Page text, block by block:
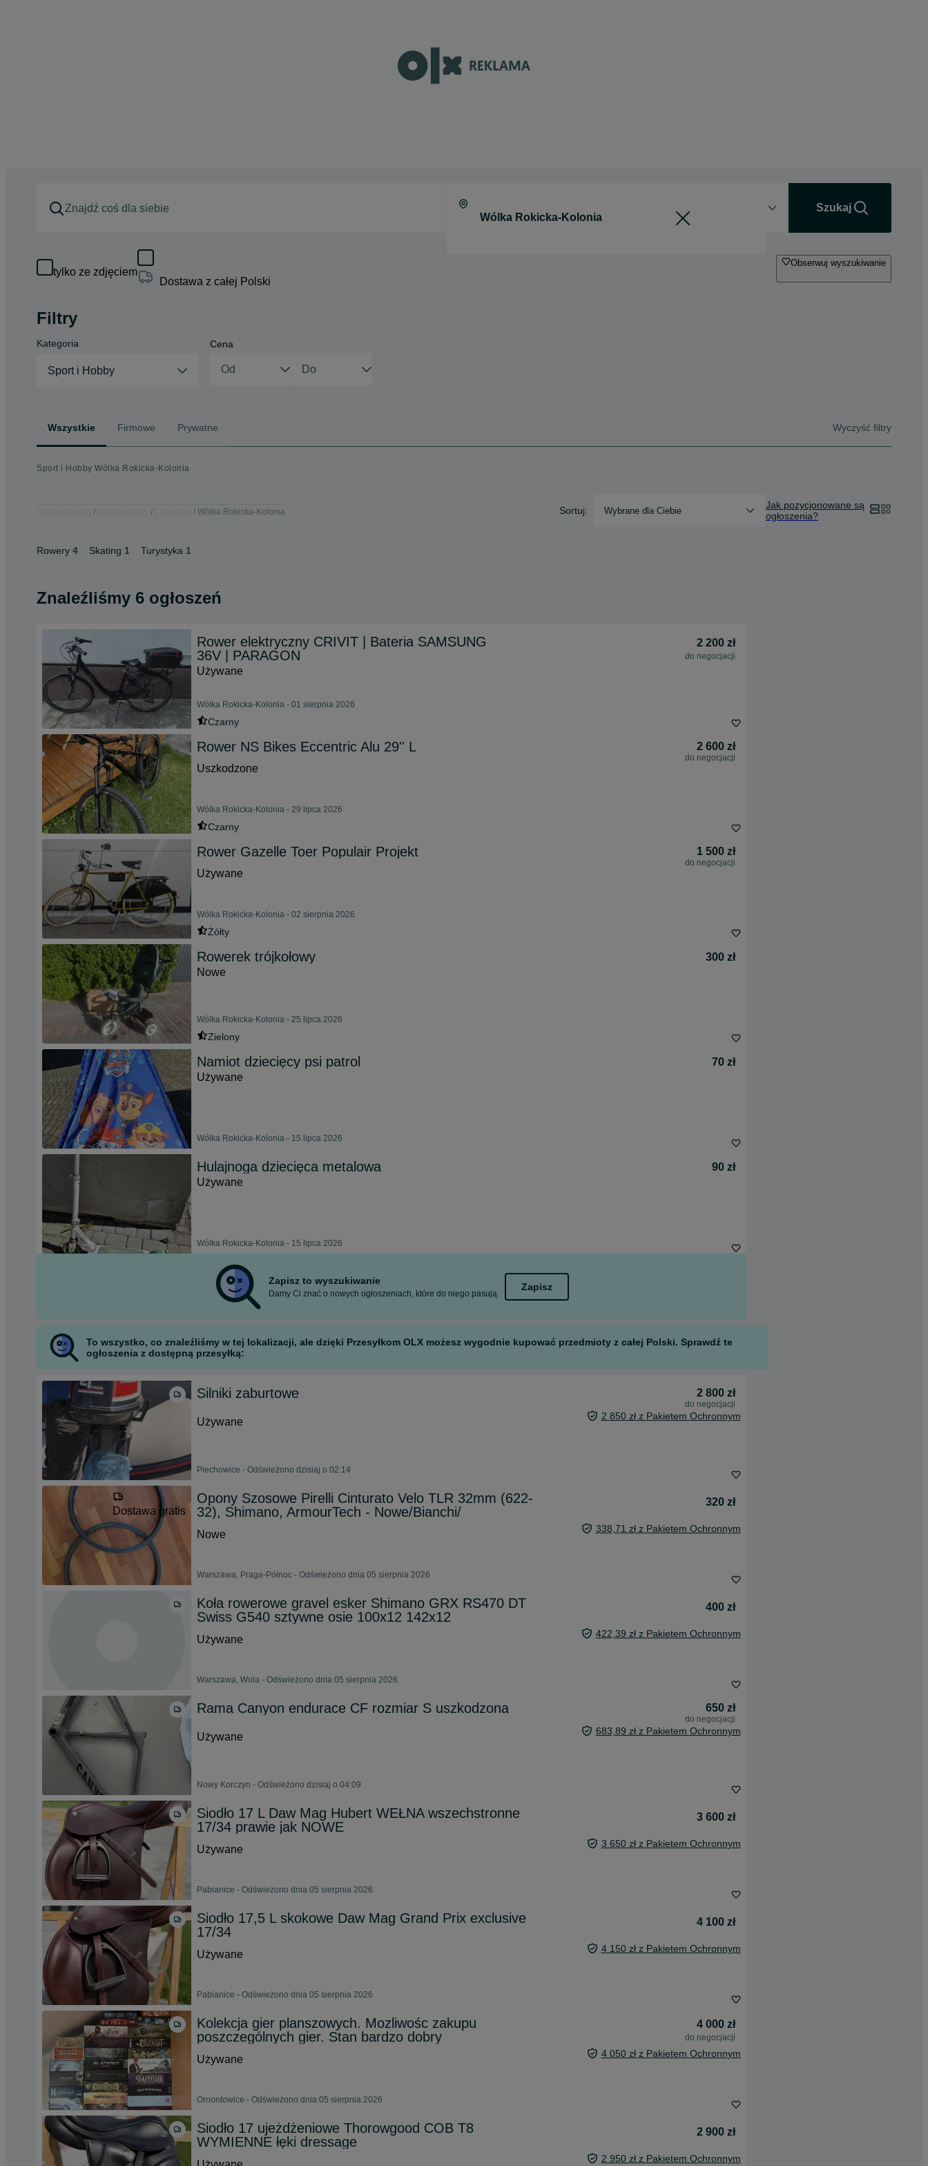
Szukaj
tylko ze zdjęciem
Dostawa z całej Polski
Obserwuj wyszukiwanie
Filtry
Kategoria
Sport i Hobby
Cena
Wszystkie Firmowe Prywatne Wyczyść filtry
Sport i Hobby Wólka Rokicka-Kolonia
Wólka Rokicka-Kolonia Sortuj: Wybrane dla Ciebie
Jak pozycjonowane są
ogłoszenia?
Rowery 4 Skating 1 Turystyka 1
Znaleźliśmy 6 ogłoszeń
Rower elektryczny CRIVIT | Bateria SAMSUNG
36V | PARAGON
2 200 zł
do negocjacji
Używane
Wólka Rokicka-Kolonia - 01 sierpnia 2026
Czarny
Rower NS Bikes Eccentric Alu 29'' L 2 600 zł
do negocjacji
Uszkodzone
Wólka Rokicka-Kolonia - 29 lipca 2026
Czarny
Rower Gazelle Toer Populair Projekt 1 500 zł
do negocjacji
Używane
Wólka Rokicka-Kolonia - 02 sierpnia 2026
Żółty
Rowerek trójkołowy
300 zł
Nowe
Wólka Rokicka-Kolonia - 25 lipca 2026
Zielony
Namiot dziecięcy psi patrol
70 zł
Używane
Wólka Rokicka-Kolonia - 15 lipca 2026
Hulajnoga dziecięca metalowa
90 zł
Używane
Wólka Rokicka-Kolonia - 15 lipca 2026
Zapisz to wyszukiwanie
Damy Ci znać o nowych ogłoszeniach, które do niego pasują.
Zapisz
To wszystko, co znaleźliśmy w tej lokalizacji, ale dzięki Przesyłkom OLX możesz wygodnie kupować przedmioty z całej Polski. Sprawdź te
ogłoszenia z dostępną przesyłką:
Silniki zaburtowe 2 800 zł
do negocjacji
Używane 2 850 zł z Pakietem Ochronnym
Piechowice - Odświeżono dzisiaj o 02:14
Dostawa gratis
Opony Szosowe Pirelli Cinturato Velo TLR 32mm (622-
32), Shimano, ArmourTech - Nowe/Bianchi/
320 zł
Nowe 338,71 zł z Pakietem Ochronnym
Warszawa, Praga-Północ - Odświeżono dnia 05 sierpnia 2026
Koła rowerowe gravel esker Shimano GRX RS470 DT
Swiss G540 sztywne osie 100x12 142x12
400 zł
Używane 422,39 zł z Pakietem Ochronnym
Warszawa, Wola - Odświeżono dnia 05 sierpnia 2026
Rama Canyon endurace CF rozmiar S uszkodzona 650 zł
do negocjacji
Używane 683,89 zł z Pakietem Ochronnym
Nowy Korczyn - Odświeżono dzisiaj o 04:09
Siodło 17 L Daw Mag Hubert WEŁNA wszechstronne
17/34 prawie jak NOWE
3 600 zł
Używane 3 650 zł z Pakietem Ochronnym
Pabianice - Odświeżono dnia 05 sierpnia 2026
Siodło 17,5 L skokowe Daw Mag Grand Prix exclusive
17/34
4 100 zł
Używane 4 150 zł z Pakietem Ochronnym
Pabianice - Odświeżono dnia 05 sierpnia 2026
Kolekcja gier planszowych. Mozliwośc zakupu
poszczególnych gier. Stan bardzo dobry
4 000 zł
do negocjacji
Używane 4 050 zł z Pakietem Ochronnym
Ornontowice - Odświeżono dnia 05 sierpnia 2026
Siodło 17 ujeżdżeniowe Thorowgood COB T8
WYMIENNE łęki dressage
2 900 zł
2 950 zł z Pakietem Ochronnym